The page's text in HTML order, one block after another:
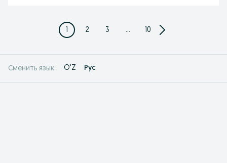
1 2 3 ... 10
Сменить язык: O'Z Рус